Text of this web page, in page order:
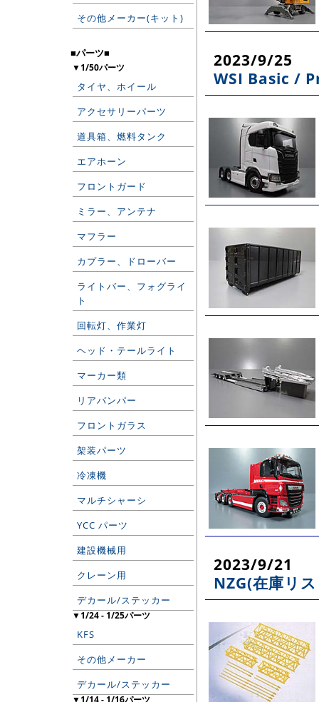
その他メーカー(キット)
■パーツ■
▼1/50パーツ
タイヤ、ホイール
アクセサリーパーツ
道具箱、燃料タンク
エアホーン
フロントガード
ミラー、アンテナ
マフラー
カプラー、ドローバー
ライトバー、フォグライ
ト
回転灯、作業灯
ヘッド・テールライト
マーカー類
リアバンパー
フロントガラス
架装パーツ
冷凍機
マルチシャーシ
YCC パーツ
建設機械用
クレーン用
デカール/ステッカー
▼1/24 - 1/25パーツ
KFS
その他メーカー
デカール/ステッカー
▼1/14 - 1/16パーツ
2023/9/25
WSI Basic /
2023/9/21
NZG(在庫リ